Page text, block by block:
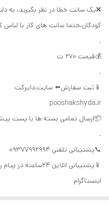
❌یک سانت خطا در نظر بگیرید، به
کودکان،حتما سانت های کار با
.
💰قیمت ۲۷۰ ت
.
📱ثبت سفارش⬅️ سایت,دایرکت
pooshakshyda.ir
📦ارسال تمامی بسته ها با پست
.
📞پشتیبانی تلفنی ۰۹۳۷۷۹۹۲۹۹۴
📱پشتیبانی انلاین
اینستاگرام